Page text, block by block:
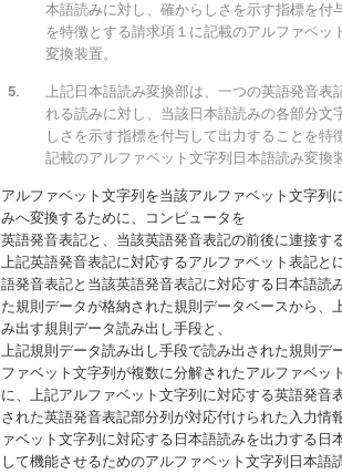
本語読みに対し、確からしさを示す指標を付
を特徴とする請求項１に記載のアルファベッ
変換装置。
上記日本語読み変換部は、一つの英語発音表
れる読みに対し、当該日本語読みの各部分文
しさを示す指標を付与して出力することを特
記載のアルファベット文字列日本語読み変換
アルファベット文字列を当該アルファベット文字列
みへ変換するために、コンピュータを
英語発音表記と、当該英語発音表記の前後に連接す
上記英語発音表記に対応するアルファベット表記と
語発音表記と当該英語発音表記に対応する日本語読
た規則データが格納された規則データベースから、
み出す規則データ読み出し手段と、
上記規則データ読み出し手段で読み出された規則デ
ファベット文字列が複数に分解されたアルファベッ
に、上記アルファベット文字列に対応する英語発音
された英語発音表記部分列が対応付けられた入力情
ァベット文字列に対応する日本語読みを出力する日
して機能させるためのアルファベット文字列日本語